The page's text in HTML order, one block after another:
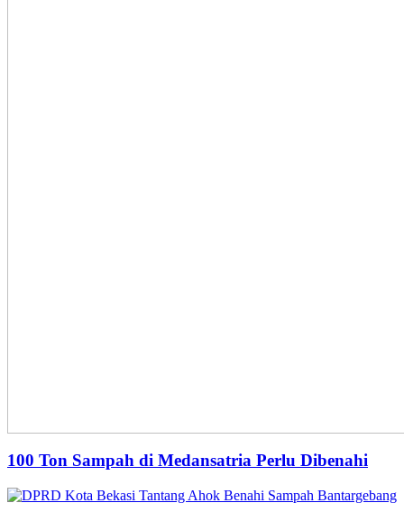
100 Ton Sampah di Medansatria Perlu Dibenahi